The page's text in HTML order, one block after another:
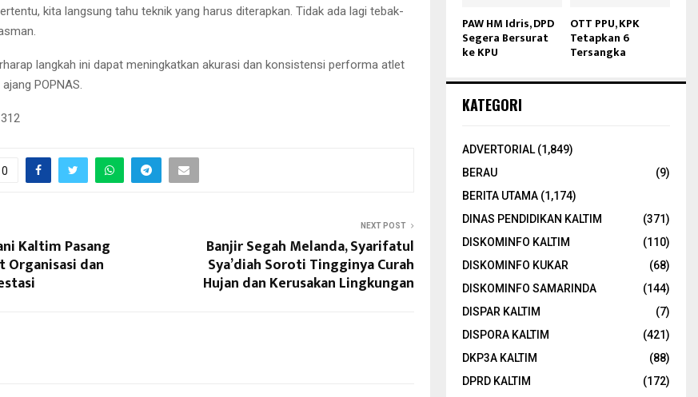
kita langsung tahu teknik yang harus diterapkan. Tidak ada lagi tebak-
langkah ini dapat meningkatkan akurasi dan konsistensi performa atlet
POPNAS.
312
0
Kaltim Pasang
Organisasi dan
NEXT POST
Banjir Segah Melanda, Syarifatul
Sya’diah Soroti Tingginya Curah
Hujan dan Kerusakan Lingkungan
PAW HM Idris, DPD
Segera Bersurat
ke KPU
OTT PPU, KPK
Tetapkan 6
Tersangka
KATEGORI
ADVERTORIAL(1,849)
BERAU
(9)
BERITA UTAMA (1,174)
DINAS PENDIDIKAN KALTIM
(371)
DISKOMINFO KALTIM
(110)
DISKOMINFO KUKAR
(68)
DISKOMINFO SAMARINDA
(144)
DISPAR KALTIM
(7)
DISPORA KALTIM
(421)
DKP3A KALTIM
(88)
DPRD KALTIM
(172)